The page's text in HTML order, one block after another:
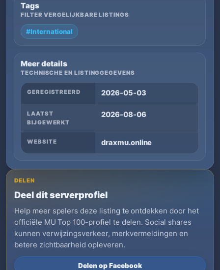
Tags
FILTER VERGELIJKBARE LISTINGS
#International
Meer details
TECHNISCHE EN LISTINGGEGEVENS
GEREGISTREERD 2026-05-03
LAATST
BIJGEWERKT
2026-08-06
WEBSITE draxmu.online
DELEN
Deel dit serverprofiel
Help meer spelers deze listing te ontdekken door het
officiële MU Top 100-profiel te delen. Social shares
kunnen verwijzingsverkeer, merkvermeldingen en
betere zichtbaarheid opleveren.
Delen op Facebook